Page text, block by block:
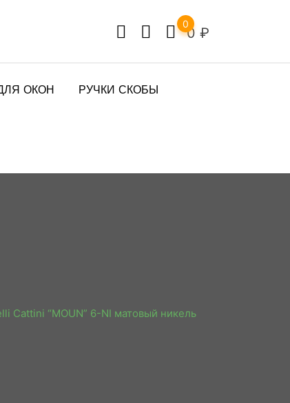
0 ₽
0
ОКОН РУЧКИ СКОБЫ
Cattini “MOUN” 6-NI матовый никель